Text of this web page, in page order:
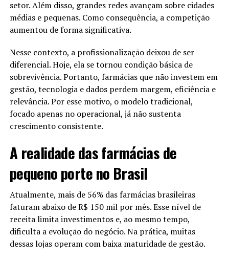
atuação junto a grandes clientes corporativos.
Entre eles, marketplaces e empresas de diversos setores.
mercado de entregas leves.
Consequentemente, busca se consolidar como
referência logística para o e-commerce.
Fundada em 2013, a empresa iniciou operações com
entregas urbanas rápidas.
Desde então, expandiu sua atuação para todo o
Hoje, conecta o Brasil com soluções logísticas simples,
acessíveis e tecnológicas.
FAQ – Perguntas frequentes sobre a
nova CEO da Loggi
Quem é a nova CEO da Loggi?
A universidade não era famosa.
Ninguém se impressionava com aquele diploma.
Continuar sem reconhecimento também é força.
Assim, ele seguiu.
Rejeições Que Machucam Mais do
Que Parecem
Foi rejeitado uma vez.
Depois outra.
Mais de trinta recusas.
Nenhuma oportunidade.
Até o KFC disse não.
Entre vinte e quatro candidatos, só ele ficou de fora.
setor. Além disso, grandes redes avançam sobre cidades
médias e pequenas. Como consequência, a competição
aumentou de forma significativa.
Nesse contexto, a profissionalização deixou de ser
diferencial. Hoje, ela se tornou condição básica de
sobrevivência. Portanto, farmácias que não investem em
gestão, tecnologia e dados perdem margem, eficiência e
relevância. Por esse motivo, o modelo tradicional,
focado apenas no operacional, já não sustenta
crescimento consistente.
A realidade das farmácias de
pequeno porte no Brasil
Atualmente, mais de 56% das farmácias brasileiras
faturam abaixo de R$ 150 mil por mês. Esse nível de
receita limita investimentos e, ao mesmo tempo,
dificulta a evolução do negócio. Na prática, muitas
dessas lojas operam com baixa maturidade de gestão.